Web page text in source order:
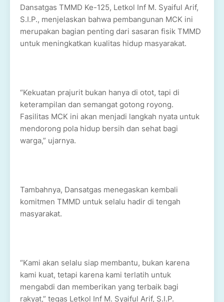
Dansatgas TMMD Ke-125, Letkol Inf M. Syaiful Arif,
S.I.P., menjelaskan bahwa pembangunan MCK ini
merupakan bagian penting dari sasaran fisik TMMD
untuk meningkatkan kualitas hidup masyarakat.
“Kekuatan prajurit bukan hanya di otot, tapi di
keterampilan dan semangat gotong royong.
Fasilitas MCK ini akan menjadi langkah nyata untuk
mendorong pola hidup bersih dan sehat bagi
warga,” ujarnya.
Tambahnya, Dansatgas menegaskan kembali
komitmen TMMD untuk selalu hadir di tengah
masyarakat.
“Kami akan selalu siap membantu, bukan karena
kami kuat, tetapi karena kami terlatih untuk
mengabdi dan memberikan yang terbaik bagi
rakyat,” tegas Letkol Inf M. Syaiful Arif, S.I.P.